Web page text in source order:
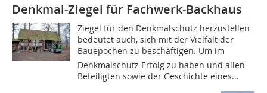
Denkmal-Ziegel für Fachwerk-Backhaus
Ziegel für den Denkmalschutz herzustellen
bedeutet auch, sich mit der Vielfalt der
Bauepochen zu beschäftigen. Um im
Denkmalschutz Erfolg zu haben und allen
Beteiligten sowie der Geschichte eines...